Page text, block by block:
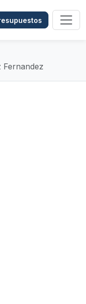
Fernandez